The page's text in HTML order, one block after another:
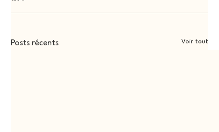
Posts récents Voir tout